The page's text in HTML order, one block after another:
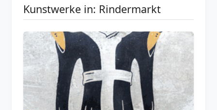
Kunstwerke in: Rindermarkt